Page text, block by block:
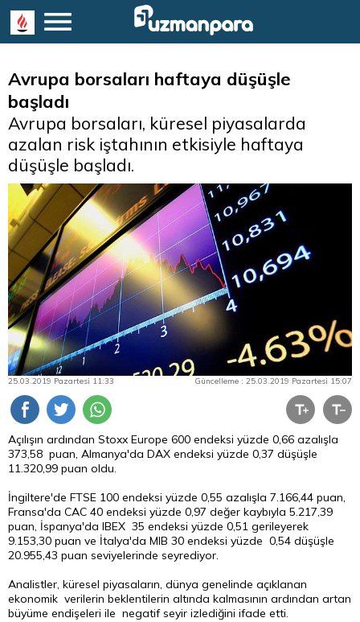
Avrupa borsaları haftaya düşüşle
başladı
Avrupa borsaları, küresel piyasalarda
azalan risk iştahının etkisiyle haftaya
düşüşle başladı.
25.03.2019 Pazartesi 11:33 Güncelleme : 25.03.2019 Pazartesi 15:07
Açılışın ardından Stoxx Europe 600 endeksi yüzde 0,66 azalışla
373,58 puan, Almanya'da DAX endeksi yüzde 0,37 düşüşle
11.320,99 puan oldu.
İngiltere'de FTSE 100 endeksi yüzde 0,55 azalışla 7.166,44 puan,
Fransa'da CAC 40 endeksi yüzde 0,97 değer kaybıyla 5.217,39
puan, İspanya'da IBEX 35 endeksi yüzde 0,51 gerileyerek
9.153,30 puan ve İtalya'da MIB 30 endeksi yüzde 0,54 düşüşle
20.955,43 puan seviyelerinde seyrediyor.
Analistler, küresel piyasaların, dünya genelinde açıklanan
ekonomik verilerin beklentilerin altında kalmasının ardından artan
büyüme endişeleri ile negatif seyir izlediğini ifade etti.